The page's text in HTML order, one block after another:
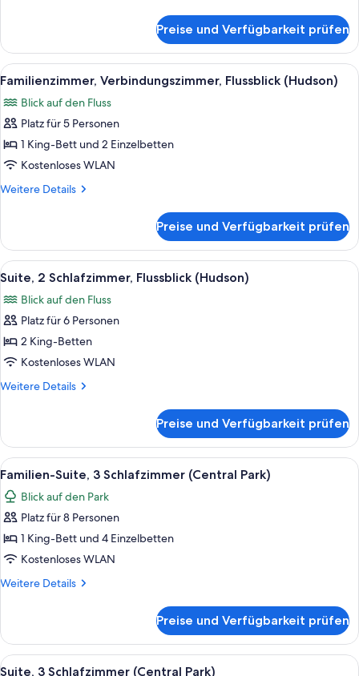
anzeigen
Verbindungszimmer
(Hudson
River
King
Rooms)
Preise und Verfügbarkeit prüfen
Alle
Fotos
für
Familienzimmer,
Verbindungszimmer,
Flussblick
(Hudson)
Ein Hotelzimmer mit einem großen
5
Familienzimmer, Verbindungszimmer, Flussblick (Hudson)
Blick auf den Fluss
Platz für 5 Personen
1 King-Bett und 2 Einzelbetten
Kostenloses WLAN
Weitere Details
Weitere
Verbindungszimmer,
Flussblick
(Hudson)
Preise und Verfügbarkeit prüfen
Alle
Fotos
für
Suite,
2 Schlafzimmer,
Flussblick
(Hudson)
Ein modernes Hotelzimmer mit
7
Suite, 2 Schlafzimmer, Flussblick (Hudson)
Blick auf den Fluss
Platz für 6 Personen
2 King-Betten
Kostenloses WLAN
Weitere Details
Weitere
2 Schlafzimmer,
Flussblick
(Hudson)
Preise und Verfügbarkeit prüfen
Alle
Fotos
für
Familien-
Suite,
3 Schlafzimmer
(Central
Eine Skyline mit hohen Gebäuden,
9
Familien-Suite, 3 Schlafzimmer (Central Park)
Blick auf den Park
Platz für 8 Personen
1 King-Bett und 4 Einzelbetten
Kostenloses WLAN
Weitere Details
Weitere
Suite,
3 Schlafzimmer
(Central
Preise und Verfügbarkeit prüfen
Alle
Eine Skyline mit hohen Gebäuden,
8
Suite, 3 Schlafzimmer (Central Park)